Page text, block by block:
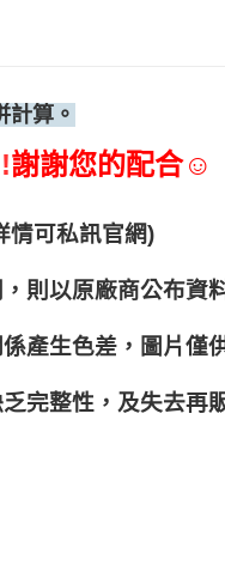
計算。
謝謝您的配合☺
情可私訊官網)
則以原廠商公布資
產生色差，圖片僅
完整性，及失去再